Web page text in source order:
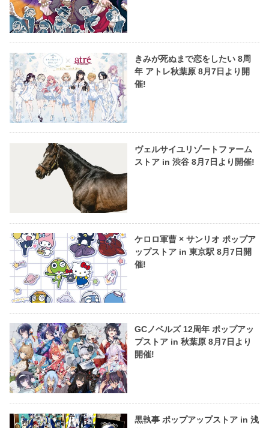
きみが死ぬまで恋をしたい 8周
年 アトレ秋葉原 8月7日より開
催!
ヴェルサイユリゾートファーム
ストア in 渋谷 8月7日より開催!
ケロロ軍曹 × サンリオ ポップア
ップストア in 東京駅 8月7日開
催!
GCノベルズ 12周年 ポップアッ
プストア in 秋葉原 8月7日より
開催!
黒執事 ポップアップストア in 浅